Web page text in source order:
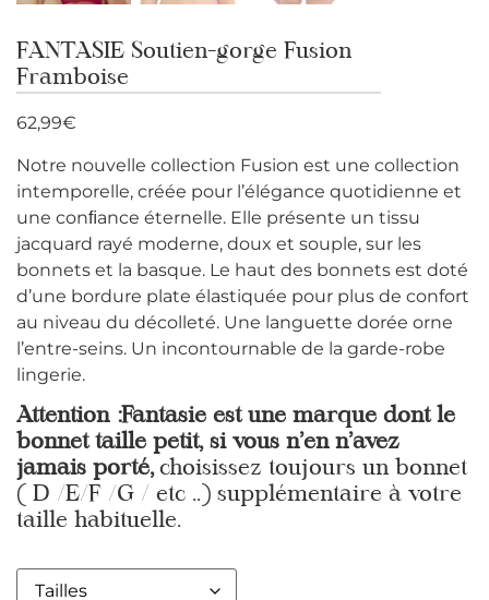
FANTASIE Soutien-gorge Fusion
Framboise
62,99€
Notre nouvelle collection Fusion est une collection
intemporelle, créée pour l’élégance quotidienne et
une conﬁance éternelle. Elle présente un tissu
jacquard rayé moderne, doux et souple, sur les
bonnets et la basque. Le haut des bonnets est doté
d’une bordure plate élastiquée pour plus de confort
au niveau du décolleté. Une languette dorée orne
l’entre-seins. Un incontournable de la garde-robe
lingerie.
Attention :Fantasie est une marque dont le
bonnet taille petit, si vous n’en n’avez
jamais porté, choisissez toujours un bonnet
( D /E/F /G / etc ..) supplémentaire à votre
taille habituelle.